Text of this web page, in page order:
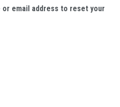
email address to reset your